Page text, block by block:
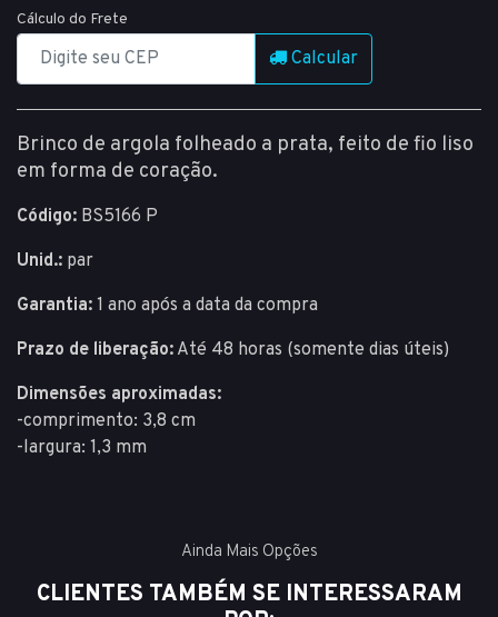
Cálculo do Frete
Calcular
Brinco de argola folheado a prata, feito de fio liso
em forma de coração.
Código: BS5166 P
Unid.: par
Garantia: 1 ano após a data da compra
Prazo de liberação: Até 48 horas (somente dias úteis)
Dimensões aproximadas:
-comprimento: 3,8 cm
-largura: 1,3 mm
Ainda Mais Opções
CLIENTES TAMBÉM SE INTERESSARAM